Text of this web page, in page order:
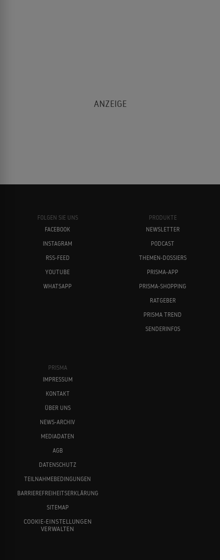
FOLGEN SIE UNS
FACEBOOK
INSTAGRAM
RSS-FEED
YOUTUBE
WHATSAPP
PRODUKTE
NEWSLETTER
PODCAST
THEMEN-DOSSIERS
PRISMA-APP
PRISMA-SHOPPING
RATGEBER
PRISMA TREND
SENDERINFOS
PRISMA
IMPRESSUM
KONTAKT
ÜBER UNS
NEWS-ARCHIV
MEDIADATEN
AGB
DATENSCHUTZ
TEILNAHMEBEDINGUNGEN
BARRIEREFREIHEITSERKLÄRUNG
SITEMAP
COOKIE-EINSTELLUNGEN
VERWALTEN